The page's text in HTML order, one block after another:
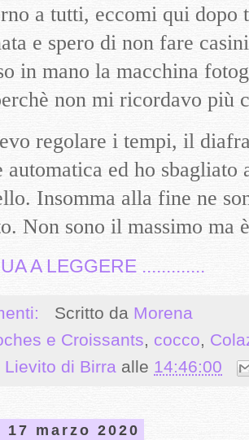
a tutti, eccomi qui dopo
e spero di non fare
in mano la macchina
non mi ricordavo più
regolare i tempi, il
automatica ed ho
Insomma alla fine ne
Non sono il massimo ma
A LEGGERE .............
Scritto da Morena
e Croissants, cocco,
Lievito di Birra alle 14:46:00
17 marzo 2020